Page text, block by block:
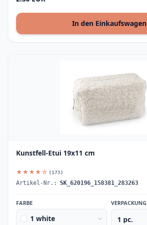
In den Einkaufswagen
Kunstfell-Etui 19x11 cm
★★★★☆ (173)
Artikel-Nr.: SK_620196_158381_283263
FARBE
1 white
VERPACKUNG